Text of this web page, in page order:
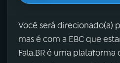
Você será direcionado(a)
mas é com a EBC que
Fala.BR é uma